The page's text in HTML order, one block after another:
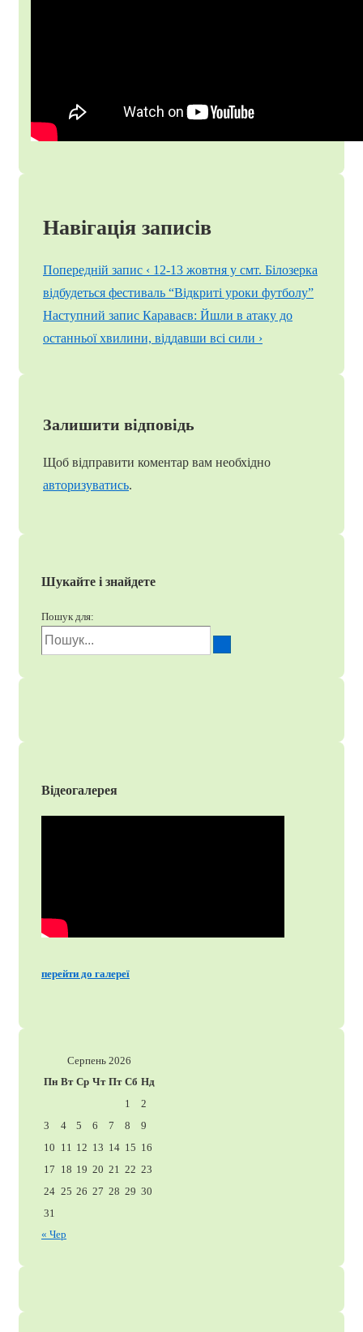
Навігація записів
Попередній запис ‹ 12-13 жовтня у смт. Білозерка
відбудеться фестиваль “Відкриті уроки футболу”
Наступний запис Караваєв: Йшли в атаку до
останньої хвилини, віддавши всі сили ›
Залишити відповідь
Щоб відправити коментар вам необхідно
авторизуватись.
Шукайте і знайдете
Пошук для:
Відеогалерея
перейти до галереї
Серпень 2026
Пн Вт Ср Чт Пт Сб Нд
1
2
3
4 5 6 7 8
9
10 11 12 13 14 15 16
17 18 19 20 21 22 23
24 25 26 27 28 29 30
31
« Чер